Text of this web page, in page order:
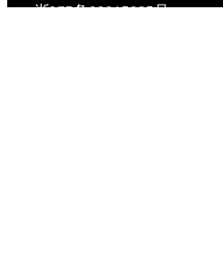
浙ICP备09015095号